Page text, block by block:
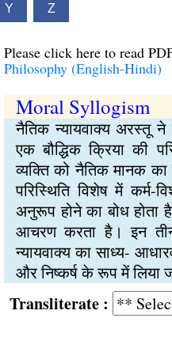
Y Z
Please click here to read
Philosophy (English-Hindi)
Moral Syllogism
नैतिक न्यायवाक्य अरस्तू ने
एक बौद्धिक क्रिया की
व्यक्ति को नैतिक मानक
परिस्थिति विशेष में
अनुरूप होने का बोध होता
आचरण करता है। इन
न्यायवाक्य का साध्य-
और निष्कर्ष के रूप में लिया
: